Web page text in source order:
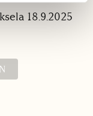
18.9.2025